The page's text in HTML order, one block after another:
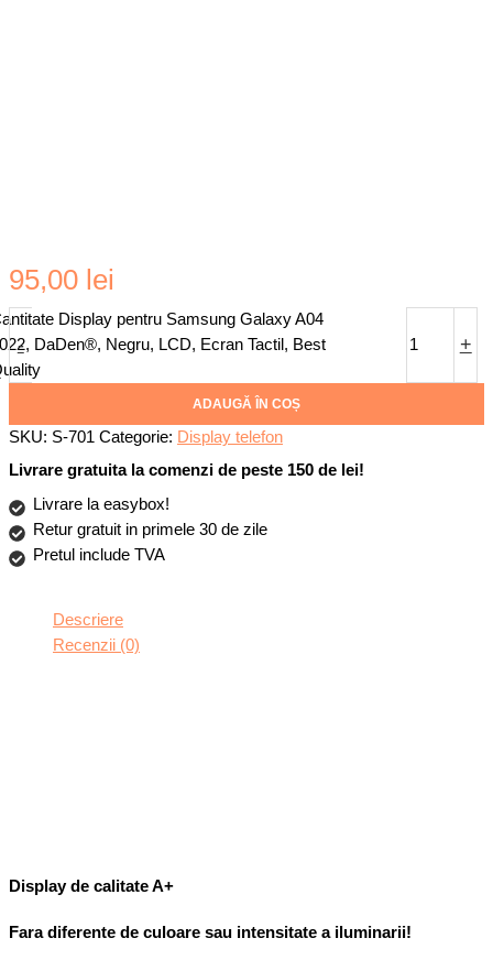
95,00 lei
-
Display pentru Samsung Galaxy A04
DaDen®, Negru, LCD, Ecran Tactil, Best
+
ADAUGĂ ÎN COȘ
SKU: S-701 Categorie: Display telefon
Livrare gratuita la comenzi de peste 150 de lei!
Livrare la easybox!
Retur gratuit in primele 30 de zile
Pretul include TVA
Descriere
Recenzii (0)
Display de calitate A+
Fara diferente de culoare sau intensitate a iluminarii!